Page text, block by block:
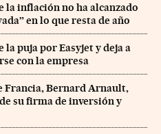
la inflación no ha alcanzado
en lo que resta de año
puja por Easyjet y deja a
con la empresa
Francia, Bernard Arnault,
su firma de inversión y